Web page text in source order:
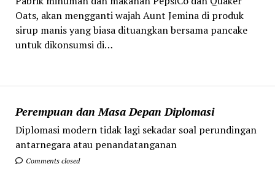
Perempuan dan Masa Depan Diplomasi
Diplomasi modern tidak lagi sekadar soal perundingan
antarnegara atau penandatanganan
Comments closed
Oats, akan mengganti wajah Aunt Jemina di produk
sirup manis yang biasa dituangkan bersama pancake
untuk dikonsumsi di…